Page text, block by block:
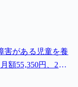
害がある児童を養
額55,350円、2級